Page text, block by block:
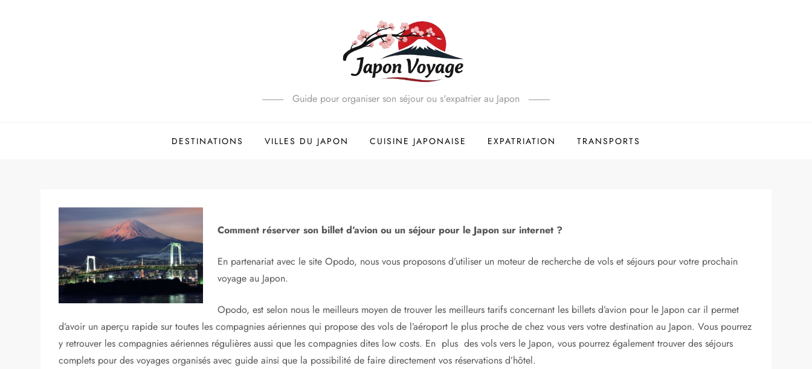
Guide pour organiser son séjour ou s'expatrier au Japon
DESTINATIONS VILLES DU JAPON CUISINE JAPONAISE EXPATRIATION TRANSPORTS
Comment réserver son billet d’avion ou un séjour pour le Japon sur internet ?
En partenariat avec le site Opodo, nous vous proposons d’utiliser un moteur de recherche de vols et séjours pour votre prochain
voyage au Japon.
Opodo, est selon nous le meilleurs moyen de trouver les meilleurs tarifs concernant les billets d’avion pour le Japon car il permet
d’avoir un aperçu rapide sur toutes les compagnies aériennes qui propose des vols de l’aéroport le plus proche de chez vous vers votre destination au Japon. Vous pourrez
y retrouver les compagnies aériennes régulières aussi que les compagnies dites low costs. En plus des vols vers le Japon, vous pourrez également trouver des séjours
complets pour des voyages organisés avec guide ainsi que la possibilité de faire directement vos réservations d’hôtel.